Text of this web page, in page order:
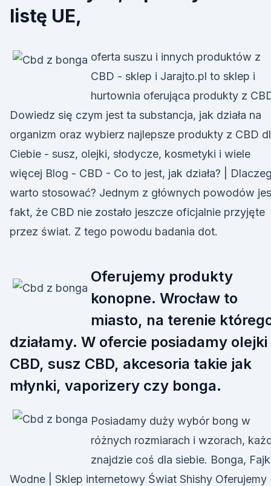
listę UE,
oferta suszu i innych produktów z
CBD - sklep i Jarajto.pl to sklep i
hurtownia oferująca produkty z
Dowiedz się czym jest ta substancja, jak działa na
organizm oraz wybierz najlepsze produkty z CBD
Ciebie - susz, olejki, słodycze, kosmetyki i wiele
więcej Blog - CBD - Co to jest, jak działa? |
warto stosować? Jednym z głównych powodów
fakt, że CBD nie zostało jeszcze oficjalnie przyjęte
przez świat. Z tego powodu badania dot.
Oferujemy produkty
konopne. Wrocław to
miasto, na terenie
działamy. W ofercie posiadamy olejki
CBD, susz CBD, akcesoria takie jak
młynki, vaporizery czy bonga.
Posiadamy duży wybór bong w
różnych rozmiarach i wzorach,
znajdzie coś dla siebie. Bonga,
Wodne | Sklep internetowy Świat Shishy Oferujemy